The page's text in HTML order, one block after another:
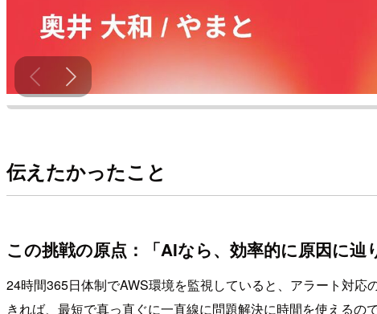
伝えたかったこと
この挑戦の原点：「AIなら、効率的に原因に辿
24時間365日体制でAWS環境を監視していると、アラート対
きれば、最短で真っ直ぐに一直線に問題解決に時間を使えるの